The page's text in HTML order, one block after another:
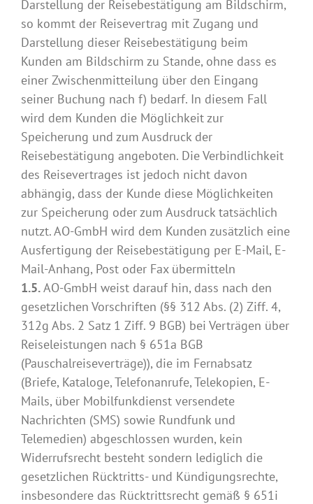
Darstellung der Reisebestätigung am Bildschirm,
so kommt der Reisevertrag mit Zugang und
Darstellung dieser Reisebestätigung beim
Kunden am Bildschirm zu Stande, ohne dass es
einer Zwischenmitteilung über den Eingang
seiner Buchung nach f) bedarf. In diesem Fall
wird dem Kunden die Möglichkeit zur
Speicherung und zum Ausdruck der
Reisebestätigung angeboten. Die Verbindlichkeit
des Reisevertrages ist jedoch nicht davon
abhängig, dass der Kunde diese Möglichkeiten
zur Speicherung oder zum Ausdruck tatsächlich
nutzt. AO-GmbH wird dem Kunden zusätzlich eine
Ausfertigung der Reisebestätigung per E-Mail, E-
Mail-Anhang, Post oder Fax übermitteln
1.5.AO-GmbH weist darauf hin, dass nach den
gesetzlichen Vorschriften (§§ 312 Abs. (2) Ziff. 4,
312g Abs. 2 Satz 1 Ziff. 9 BGB) bei Verträgen über
Reiseleistungen nach § 651a BGB
(Pauschalreiseverträge)), die im Fernabsatz
(Briefe, Kataloge, Telefonanrufe, Telekopien, E-
Mails, über Mobilfunkdienst versendete
Nachrichten (SMS) sowie Rundfunk und
Telemedien) abgeschlossen wurden, kein
Widerrufsrecht besteht sondern lediglich die
gesetzlichen Rücktritts- und Kündigungsrechte,
insbesondere das Rücktrittsrecht gemäß § 651i